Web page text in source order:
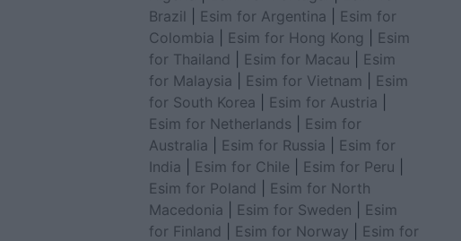
Brazil
Esim for Argentina
Esim for
Colombia
Esim for Hong Kong
Esim
for Thailand
Esim for Macau
Esim
for Malaysia
Esim for Vietnam
Esim
for South Korea
Esim for Austria
Esim for Netherlands
Esim for
Australia
Esim for Russia
Esim for
India
Esim for Chile Esim for Peru
Esim for Poland
Esim for North
Macedonia
Esim for Sweden
Esim
for Finland
Esim for Norway
Esim for